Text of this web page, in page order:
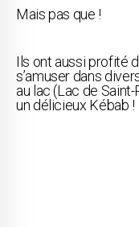
Mais pas que !
Ils ont aussi profité
s’amuser dans
au lac (Lac de
un délicieux Kébab !